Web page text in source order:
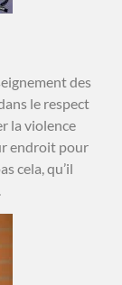
des
le respect
la violence
endroit pour
cela, qu’il